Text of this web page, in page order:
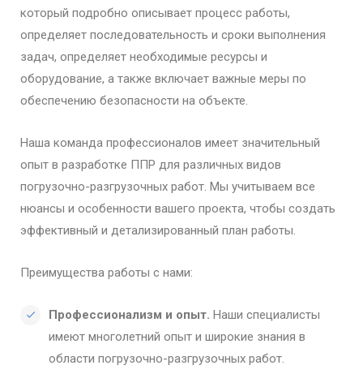
который подробно описывает процесс работы,
определяет последовательность и сроки выполнения
задач, определяет необходимые ресурсы и
оборудование, а также включает важные меры по
обеспечению безопасности на объекте.
Наша команда профессионалов имеет значительный
опыт в разработке ППР для различных видов
погрузочно-разгрузочных работ. Мы учитываем все
нюансы и особенности вашего проекта, чтобы создать
эффективный и детализированный план работы.
Преимущества работы с нами:
Профессионализм и опыт. Наши специалисты
имеют многолетний опыт и широкие знания в
области погрузочно-разгрузочных работ.